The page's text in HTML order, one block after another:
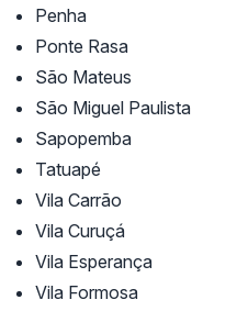
Penha
Ponte Rasa
São Mateus
São Miguel Paulista
Sapopemba
Tatuapé
Vila Carrão
Vila Curuçá
Vila Esperança
Vila Formosa